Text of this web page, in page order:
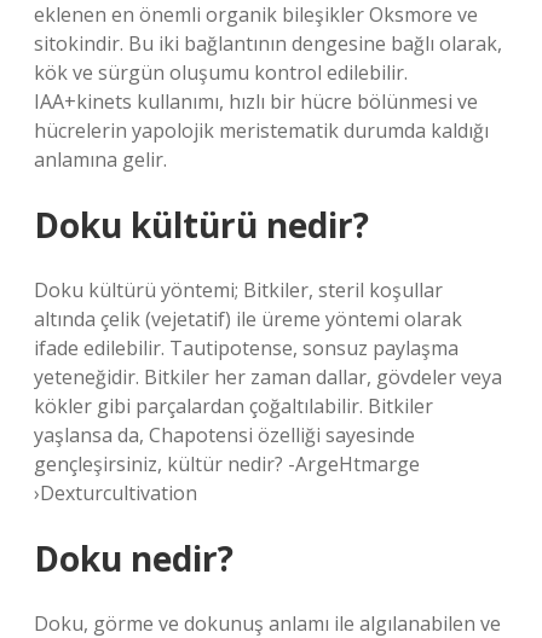
eklenen en önemli organik bileşikler Oksmore ve
sitokindir. Bu iki bağlantının dengesine bağlı olarak,
kök ve sürgün oluşumu kontrol edilebilir.
IAA+kinets kullanımı, hızlı bir hücre bölünmesi ve
hücrelerin yapolojik meristematik durumda kaldığı
anlamına gelir.
Doku kültürü nedir?
Doku kültürü yöntemi; Bitkiler, steril koşullar
altında çelik (vejetatif) ile üreme yöntemi olarak
ifade edilebilir. Tautipotense, sonsuz paylaşma
yeteneğidir. Bitkiler her zaman dallar, gövdeler veya
kökler gibi parçalardan çoğaltılabilir. Bitkiler
yaşlansa da, Chapotensi özelliği sayesinde
gençleşirsiniz, kültür nedir? -ArgeHtmarge
›Dexturcultivation
Doku nedir?
Doku, görme ve dokunuş anlamı ile algılanabilen ve